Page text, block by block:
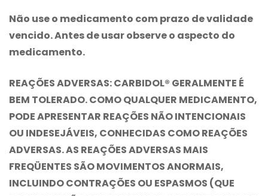
Não use o medicamento com prazo de validade
vencido. Antes de usar observe o aspecto do
medicamento.
REAÇÕES ADVERSAS:CARBIDOL® GERALMENTE É
BEM TOLERADO. COMO QUALQUER MEDICAMENTO,
PODE APRESENTAR REAÇÕES NÃO INTENCIONAIS
OU INDESEJÁVEIS, CONHECIDAS COMO REAÇÕES
ADVERSAS. AS REAÇÕES ADVERSAS MAIS
FREQÜENTES SÃO MOVIMENTOS ANORMAIS,
INCLUINDO CONTRAÇÕES OU ESPASMOS (QUE